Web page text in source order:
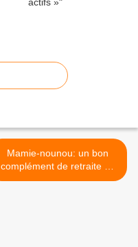
Mamie-nounou: un bon
complément de retraite en
gardant des enfants >